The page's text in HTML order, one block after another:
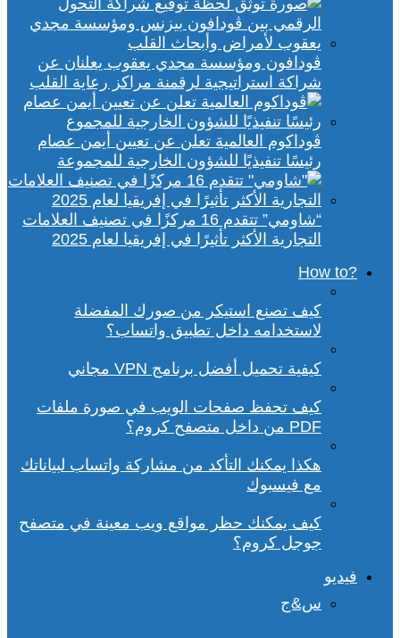
ڤودافون ومؤسسة مجدي يعقوب يعلنان عن
شراكة استراتيجية لرقمنة مراكز رعاية القلب
ڤوداكوم العالمية تعلن عن تعيين أيمن عصام
رئيسًا تنفيذيًا للشؤون الخارجية للمجموعة
“شاومي” تتقدم 16 مركزًا في تصنيف العلامات
التجارية الأكثر تأثيرًا في إفريقيا لعام 2025
?How to
كيف تصنع استيكر من صورك المفضلة
لاستخدامه داخل تطبيق واتساب؟
كيفية تحميل أفضل برنامج VPN مجاني
كيف تحفظ صفحات الويب في صورة ملفات
PDF من داخل متصفح كروم؟
هكذا يمكنك التأكد من مشاركة واتساب لبياناتك
مع فيسبوك
كيف يمكنك حظر مواقع ويب معينة في متصفح
جوجل كروم؟
فيديو
س&ج